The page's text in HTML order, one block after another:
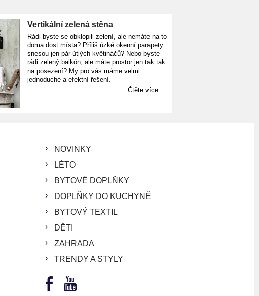
Vertikální zelená stěna
Rádi byste se obklopili zelení, ale nemáte na to
doma dost místa? Příliš úzké okenní parapety
snesou jen pár útlých květináčů? Nebo byste
rádi zelený balkón, ale máte prostor jen tak tak
na posezení? My pro vás máme velmi
jednoduché a efektní řešení.
Čtěte více...
NOVINKY
LÉTO
BYTOVÉ DOPLŇKY
DOPLŇKY DO KUCHYNĚ
BYTOVÝ TEXTIL
DĚTI
ZAHRADA
TRENDY A STYLY